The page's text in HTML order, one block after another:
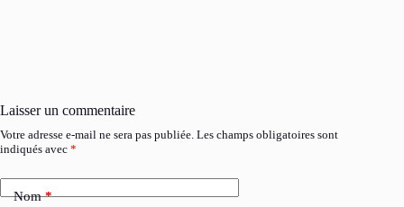
Laisser un commentaire
Votre adresse e-mail ne sera pas publiée. Les champs obligatoires sont
indiqués avec *
Nom*